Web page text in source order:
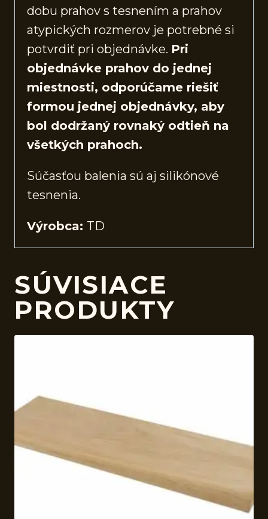
dobu prahov s tesnením a prahov
atypických rozmerov je potrebné si
potvrdiť pri objednávke. Pri
objednávke prahov do jednej
miestnosti, odporúčame riešiť
formou jednej objednávky, aby
bol dodržaný rovnaký odtieň na
všetkých prahoch.
Súčasťou balenia sú aj silikónové
tesnenia.
Výrobca: TD
SÚVISIACE
PRODUKTY